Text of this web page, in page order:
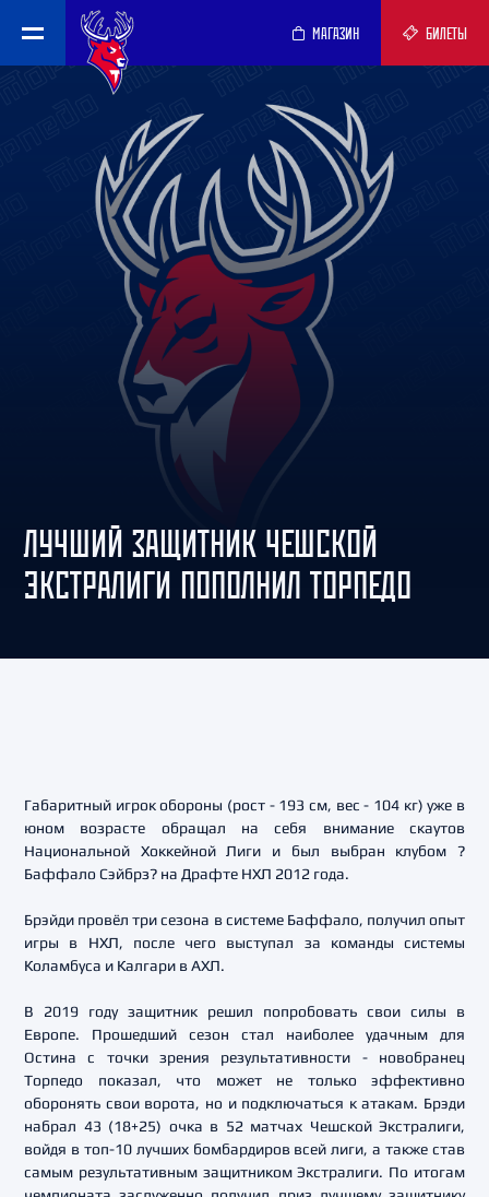
МАГАЗИН БИЛЕТЫ
ЛУЧШИЙ ЗАЩИТНИК ЧЕШСКОЙ
ЭКСТРАЛИГИ ПОПОЛНИЛ ТОРПЕДО
Габаритный игрок обороны (рост - 193 см, вес - 104 кг) уже в
юном возрасте обращал на себя внимание скаутов
Национальной Хоккейной Лиги и был выбран клубом ?
Баффало Сэйбрз? на Драфте НХЛ 2012 года.
Брэйди провёл три сезона в системе Баффало, получил опыт
игры в НХЛ, после чего выступал за команды системы
Коламбуса и Калгари в АХЛ.
В 2019 году защитник решил попробовать свои силы в
Европе. Прошедший сезон стал наиболее удачным для
Остина с точки зрения результативности - новобранец
Торпедо показал, что может не только эффективно
оборонять свои ворота, но и подключаться к атакам. Брэди
набрал 43 (18+25) очка в 52 матчах Чешской Экстралиги,
войдя в топ-10 лучших бомбардиров всей лиги, а также став
самым результативным защитником Экстралиги. По итогам